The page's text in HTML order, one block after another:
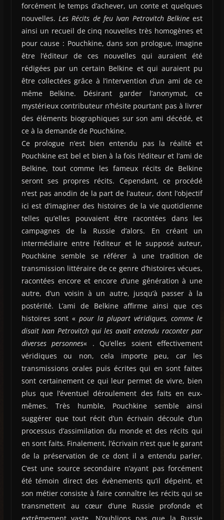
forcément le temps d’achever, un conte et quelques
nouvelles.Les Récits de feu Ivan Petrovitch Belkineest
ainsi un recueil de cinq nouvelles très homogènes et
pour cause : Pouchkine, dans son prologue, imagine
être l’éditeur de ces nouvelles qui auraient été
rédigées par un certain Belkine et qui auraient pu
être collectées grâce à l’intervention d’un ami de ce
même Belkine. Désirant garder l’anonymat, ce
mystérieux contributeur n’hésite pourtant pas à livrer
des éléments biographiques sur son ami décédé, et
ce à la demande de Pouchkine.
Ce prologue n’est bien entendu pas la réalité et
Pouchkine est bel et bien à la fois l’éditeur et l’ami de
Belkine, tout comme les fameux récits de Belkine
seront ses propres récits. Cependant, ce procédé
n’est pas anodin de la part de l’auteur, dont l’objectif
ici est d’imaginer des histoires de la vie quotidienne
telles qu’elles pouvaient être racontées dans les
campagnes de la Russie d’alors. En créant un
intermédiaire entre l’éditeur et le supposé auteur,
Pouchkine semble se référer à une tradition de
transmission littéraire de ce genre d’histoires vécues,
racontées encore et encore d’une génération à une
autre, d’un voisin à un autre, jusqu’à passer à la
postérité. L’ami de Belkine affirme ainsi que ces
histoires sont « pour la plupart véridiques, comme le
disait Ivan Petrovitch qui les avait entendu raconter par
diverses personnes« . Qu’elles soient effectivement
véridiques ou non, cela importe peu, car les
transmissions orales puis écrites qui en sont faites
sont certainement ce qui leur permet de vivre, bien
plus que l’éventuel déroulement des faits en eux-
mêmes. Très humble, Pouchkine semble ainsi
suggérer que tout récit d’un écrivain découle d’un
processus d’assimilation du monde et des récits qui
en sont faits. Finalement, l’écrivain n’est que le garant
de la préservation de ce dont il a entendu parler.
C’est une source secondaire n’ayant pas forcément
été témoin direct des évènements qu’il dépeint, et
son métier consiste à faire connaître les récits qui se
transmettent au cœur d’une Russie profonde et